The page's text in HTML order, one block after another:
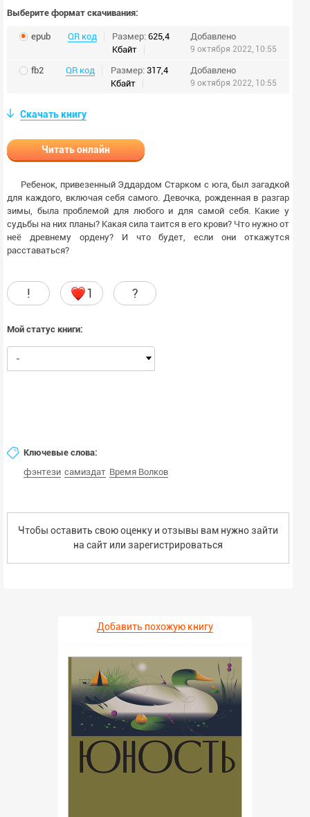
Выберите формат скачивания:
epub QR код Размер: 625,4
Кбайт
Добавлено
9 октября 2022, 10:55
fb2 QR код Размер: 317,4
Кбайт
Добавлено
9 октября 2022, 10:55
Скачать книгу
Читать онлайн
Ребенок, привезенный Эддардом Старком с юга, был загадкой
для каждого, включая себя самого. Девочка, рожденная в разгар
зимы, была проблемой для любого и для самой себя. Какие у
судьбы на них планы? Какая сила таится в его крови? Что нужно от
неё древнему ордену? И что будет, если они откажутся
расставаться?
! 1 ?
Мой статус книги:
-
Ключевые слова:
фэнтези самиздат Время Волков
Чтобы оставить свою оценку и отзывы вам нужно зайти
на сайт или зарегистрироваться
Добавить похожую книгу